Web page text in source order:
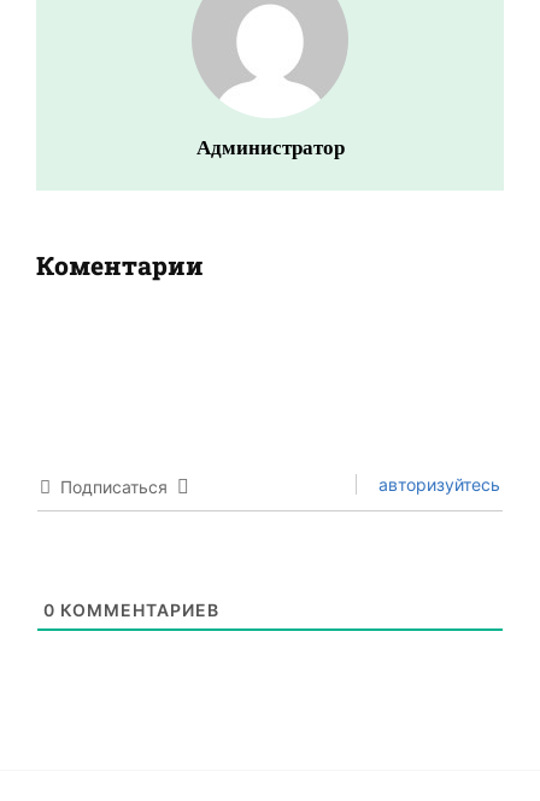
Администратор
Коментарии
Подписаться авторизуйтесь
0 КОММЕНТАРИЕВ